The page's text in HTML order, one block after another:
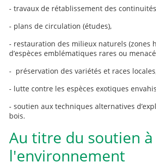
- travaux de rétablissement des
- plans de circulation (études),
- restauration des milieux naturels (zones
d’espèces emblématiques rares ou
- préservation des variétés et races
- lutte contre les espèces exotiques
- soutien aux techniques alternatives
bois.
Au titre du soutien
l'environnement